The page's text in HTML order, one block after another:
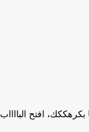
افتح البااااب